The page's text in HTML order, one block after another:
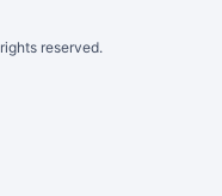
reserved.